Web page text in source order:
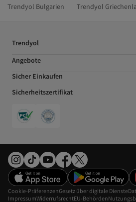
Trendyol Bulgarien
Trendyol
Trendyol
Angebote
Sicher Einkaufen
Sicherheitszertifikat
Cookie-PräferenzenGesetz über digitale Dienste
ImpressumWiderrufsrechtEU-Behörden